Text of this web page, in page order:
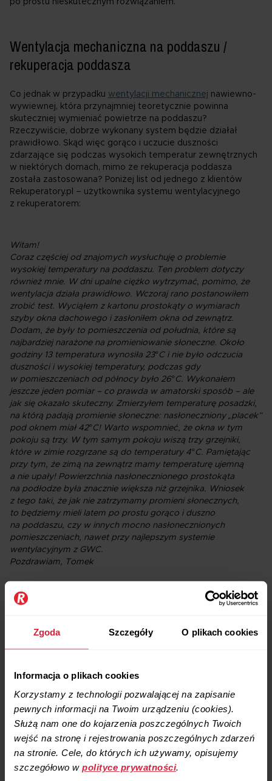
Zgoda Szczegóły O plikach cookies
Informacja o plikach cookies
Korzystamy z technologii pozwalającej na zapisanie
pewnych informacji na Twoim urządzeniu (cookies).
Służą nam one do kojarzenia poszczególnych Twoich
wejść na stronę i rejestrowania poszczególnych zdarzeń
na stronie. Cele, do których ich używamy, opisujemy
szczegółowo w polityce prywatności.
Wentylacja mechaniczna na poddaszu /
rekuperacja poddasza
Co jednak w przypadku wentylacji mechanicznej nawiewno-
wywiewnej, która przynajmniej teoretycznie powinna
skuteczniej wymieniać powietrze na poddaszu?
Rzeczywiście, dobrze wykonany system będzie działał
prawidłowo. Skąd więc gorąco i uczucie duszności
zdarzające się podczas wysokich temperatur zewnętrznych
w niektórych domach, mimo że rekuperacja poddasza
została zastosowana? Poniżej list od jednego z klientów
Rekuperatory.pl – użytkownika systemu wentylacyjnego
z rekuperatorem:
Witam!
Coraz częściej od znajomych wysłuchuję o problemie
wysokiej temperatury na poddaszu. Ten problem dotyczy
również mnie. W dni upalne ciężko wytrzymać, pomimo, że
wentylacja działa prawidłowo. Wczoraj rano postanowiłem
zrobić test. Wyciąłem z kartonu prostokąty o wymiarach
szyby okna dachowego i zasłoniłem okna od zewnątrz.
Dodam, że były to pomieszczenia od południa, które są
najbardziej narażone na promieniowanie słoneczne. Około
godziny 13 temperatura wynosiła 23°C i nie było odczucia
duszności i wysokiej temperatury, podczas gdy
w pomieszczeniach od północy było 26°C. Wykonałem
jeszcze jeden pomiar – co prawda w amatorski sposób – ale
jak się okazało skuteczny. Zmierzyłem temperaturę posadzki,
na którą padają promienie słoneczne: nasłoneczniony „placek”
pod oknem miał 42°C! Warto wspomnieć, że okna w tym
pokoju są trzy. W tym samym pokoju wiszą trzy grzejniki,
które w zimie rozgrzane są do temperatury 4°C. Pamiętając
przy tym, że zimą na zewnątrz mamy temperaturę ujemną
a nie upały! Powierzchnia nasłonecznionego prostokąta
na podłodze była znacznie większa niż grzejnika. Wniosek
z tego taki, że jak nie zatrzymamy promieni słonecznych,
to będziemy mieli latem po prostu gorąco i duszno
na poddaszu, czy w innych mocno nasłonecznionych
pomieszczeniach, nawet przy najlepszym systemie
wentylacyjnym z GWC.
Pozdrawiam, Tomek
Co zrobić, by uniknąć zbyt wysokiej
temperatury w domu
w pomieszczeniach. Im mniej słońca wpada
do budynku – tym skuteczniej odczuwalna jest praca
okna domów pasywnych latem najczęściej
zabezpieczone są roletami lub markizami przed
nadmiarem słońca! Jeśli pozostawisz niczym nie
zasłonięte okna – spodziewaj się efektu podobnego
do szklarni, niezależnie od zastosowanego systemu